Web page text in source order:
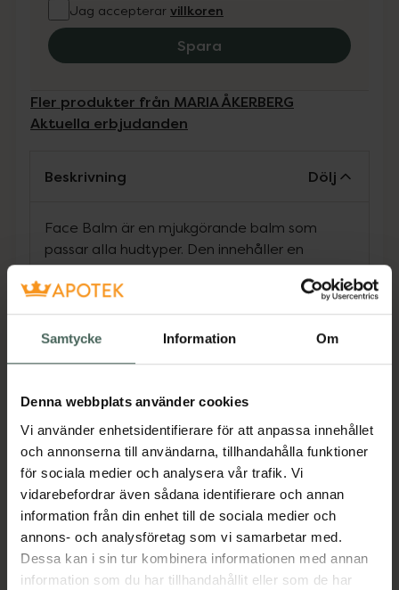
Samtycke Information Om
Denna webbplats använder cookies
Vi använder enhetsidentifierare för att anpassa innehållet
och annonserna till användarna, tillhandahålla funktioner
för sociala medier och analysera vår trafik. Vi
vidarebefordrar även sådana identifierare och annan
information från din enhet till de sociala medier och
annons- och analysföretag som vi samarbetar med.
Dessa kan i sin tur kombinera informationen med annan
information som du har tillhandahållit eller som de har
Jag accepterar villkoren
Spara
Fler produkter från MARIA ÅKERBERG
Aktuella erbjudanden
Beskrivning Dölj
Face Balm är en mjukgörande balm som
passar alla hudtyper. Den innehåller en
näringsrik sammansättning av växtoljor och
eteriska oljor som kapslar in fukt i huden och
skyddar från yttre påfrestningar såsom kyla
och vind.
rosenblad, som verkar regenererande och
växtoljor av Nyponfrö, Gurkört, Jojoba, samt
Squalane av Olivolja ökar fukthalten i huden
och förbättrar motståndskraften.
Nyponfröolja hjälper huden att nyskapas och
Gurkörtsolja ökar cellernas syreupptagning
och motståndskraft samt förebygger torr hud.